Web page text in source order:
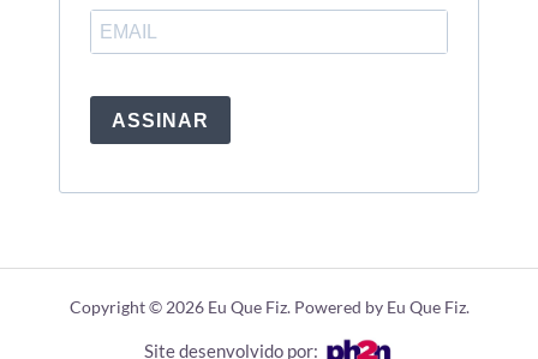
ASSINAR
Copyright © 2026 Eu Que Fiz. Powered by Eu Que Fiz.
Site desenvolvido por: